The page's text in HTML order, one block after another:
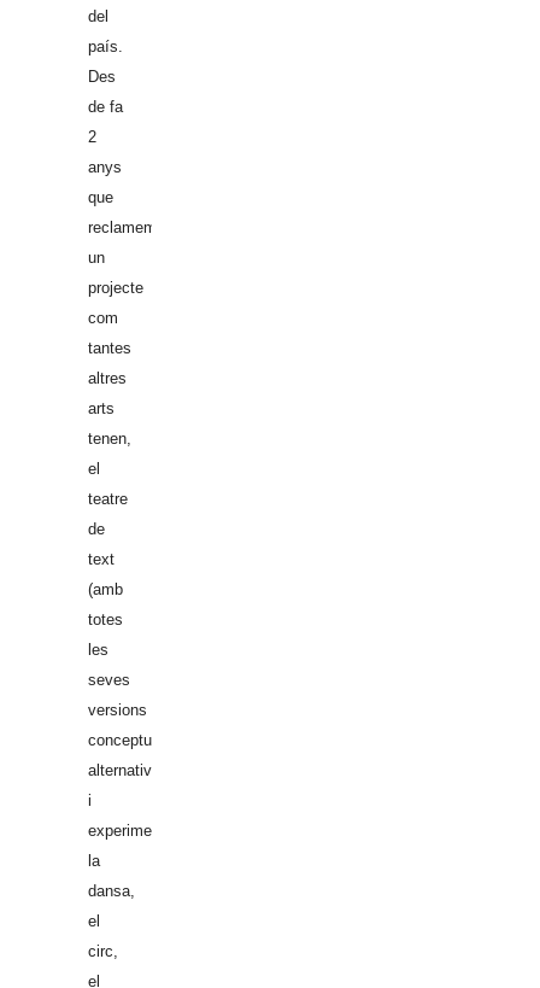
del
país.
Des
de fa
2
anys
que
reclamem
un
projecte
com
tantes
altres
arts
tenen,
el
teatre
de
text
(amb
totes
les
seves
versions
conceptuals,
alternatives
i
experimentals),
la
dansa,
el
circ,
el